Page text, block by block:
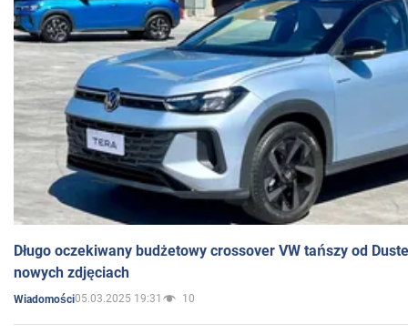
Długo oczekiwany budżetowy crossover VW tańszy od
nowych zdjęciach
Wiadomości05.03.2025 19:31 10